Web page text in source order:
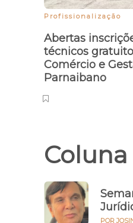
Profissionalização
Abertas
técnicos
Comércio e
Parnaibano
Coluna
POR